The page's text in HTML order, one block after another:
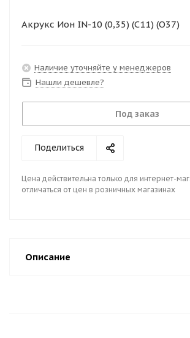
Акрукс Ион IN-10 (0,35) (С11) (О37)
Наличие уточняйте у менеджеров
Нашли дешевле?
Под заказ
Поделиться
Цена действительна только для интернет-
отличаться от цен в розничных магазинах
Описание